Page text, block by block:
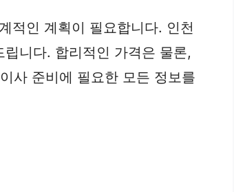
적인 계획이 필요합니다. 인천
니다. 합리적인 가격은 물론,
사 준비에 필요한 모든 정보를